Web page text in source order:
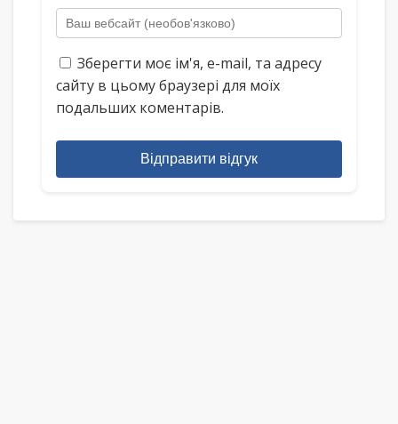
Зберегти моє ім'я, e-mail, та адресу
сайту в цьому браузері для моїх
подальших коментарів.
Відправити відгук